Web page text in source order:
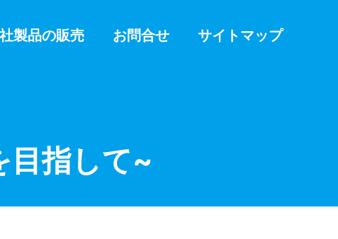
製品の販売 お問合せ サイトマップ
目指して~